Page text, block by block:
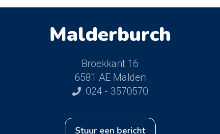
Malderburch
Broekkant 16
6581 AE Malden
024 - 3570570
stuur een bericht